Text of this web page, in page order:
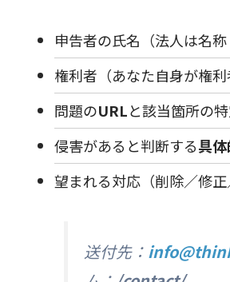
申告者の氏名（法人は名
権利者（あなた自身が権
問題のURLと該当箇所の
侵害があると判断する具
望まれる対応（削除／修正
送付先：